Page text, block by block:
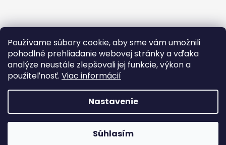
Používame súbory cookie, aby sme vám umožnili
pohodlné prehliadanie webovej stránky a vďaka
analýze neustále zlepšovali jej funkcie, výkon a
použiteľnosť. Viac informácií
Nastavenie
Súhlasím
Oxybag.sk. Všetky práva vyhradené.